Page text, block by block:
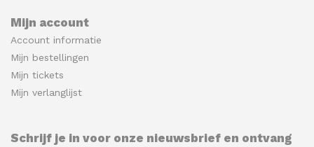
Mijn account
Account informatie
Mijn bestellingen
Mijn tickets
Mijn verlanglijst
Schrijf je in voor onze nieuwsbrief en ontvang